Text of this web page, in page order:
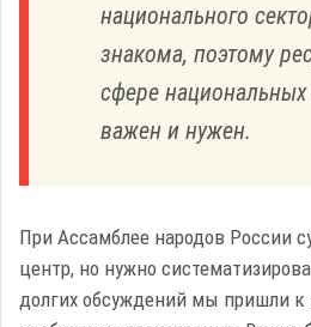
национального
знакома, поэтому
сфере
важен и нужен.
При Ассамблее народов России
центр, но нужно
долгих обсуждений мы пришли к